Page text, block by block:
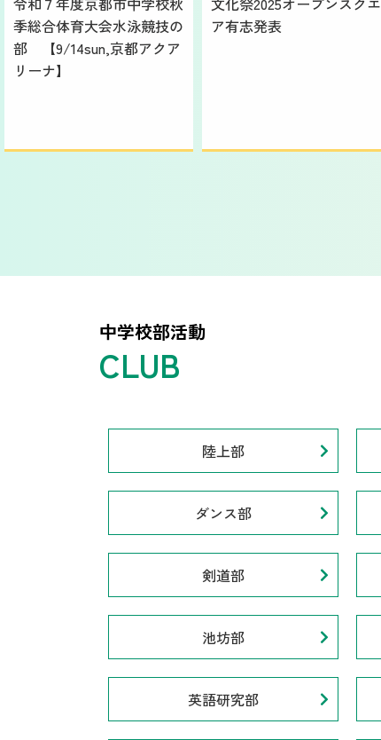
季総合体育大会水泳競技の
部 【9/14sun,京都アクア
リーナ】
ア有志発表
中学校部活動
陸上部
ダンス部
剣道部
池坊部
英語研究部